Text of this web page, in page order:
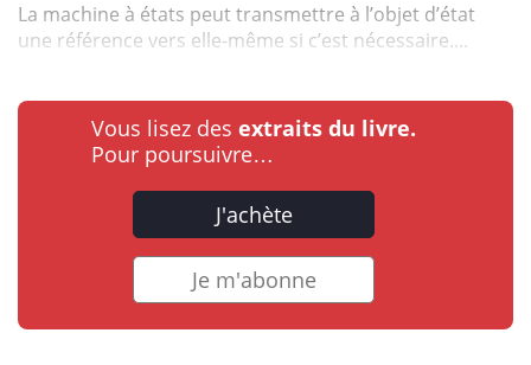
La machine à états peut transmettre à l’objet d’état
une référence vers elle-même si c’est nécessaire....
Vous lisez des extraits du livre.
Pour poursuivre…
J'achète
Je m'abonne